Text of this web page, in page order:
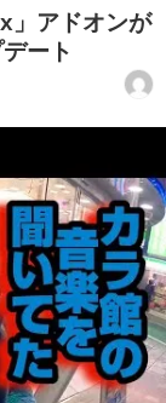
」アドオンが
ート